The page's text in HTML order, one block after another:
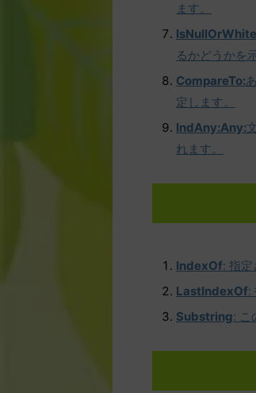
ます。
るかどうかを
CompareTo:
定します。
IndAny:Any:
れます。
IndexOf: 指
LastIndexOf:
Substring: こ